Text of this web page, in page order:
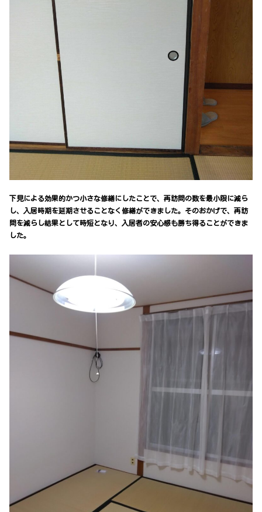
下見による効果的かつ小さな修繕にしたことで、再訪問の数を最小限に減ら
し、入居時期を延期させることなく修繕ができました。そのおかげで、再訪
問を減らし結果として時短となり、入居者の安心感も勝ち得ることができま
した。